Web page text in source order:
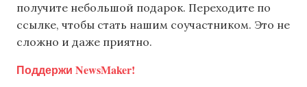
получите небольшой подарок. Переходите по
ссылке, чтобы стать нашим соучастником. Это не
сложно и даже приятно.
Поддержи NewsMaker!